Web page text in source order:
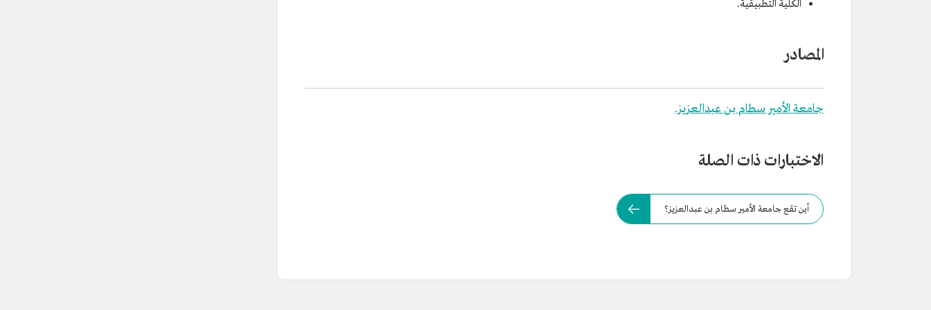
الكلية التطبيقية.
المصادر
جامعة الأمير سطام بن عبدالعزيز.
الاختبارات ذات الصلة
أين تقع جامعة الأمير سطام بن عبدالعزيز؟